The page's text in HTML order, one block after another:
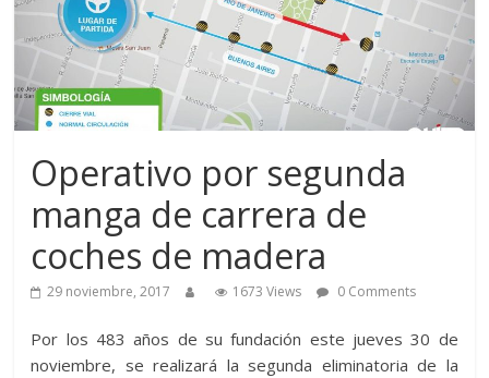
Operativo por segunda
manga de carrera de
coches de madera
29 noviembre, 2017 1673 Views 0 Comments
Por los 483 años de su fundación este jueves 30 de
noviembre, se realizará la segunda eliminatoria de la